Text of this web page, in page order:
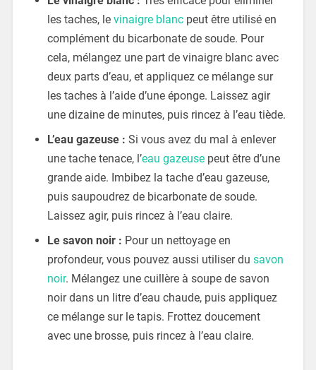
les taches, le vinaigre blancpeut être utilisé en
complément du bicarbonate de soude. Pour
cela, mélangez une part de vinaigre blanc avec
deux parts d’eau, et appliquez ce mélange sur
les taches à l’aide d’une éponge. Laissez agir
une dizaine de minutes, puis rincez à l’eau tiède.
L’eau gazeuse : Si vous avez du mal à enlever
une tache tenace, l’eau gazeusepeut être d’une
grande aide. Imbibez la tache d’eau gazeuse,
puis saupoudrez de bicarbonate de soude.
Laissez agir, puis rincez à l’eau claire.
Le savon noir : Pour un nettoyage en
profondeur, vous pouvez aussi utiliser du savon
noir. Mélangez une cuillère à soupe de savon
noir dans un litre d’eau chaude, puis appliquez
ce mélange sur le tapis. Frottez doucement
avec une brosse, puis rincez à l’eau claire.